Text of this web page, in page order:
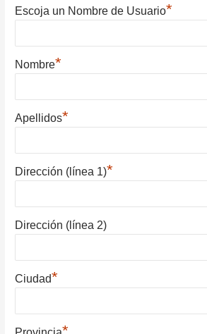
Escoja un Nombre de Usuario*
Nombre*
Apellidos*
Dirección (línea 1)*
Dirección (línea 2)
Ciudad*